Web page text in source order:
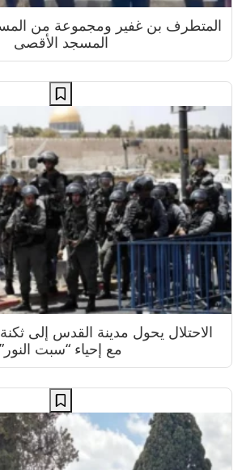
المتطرف بن غفير ومجموعة من
المسجد الأقصى
الاحتلال يحول مدينة القدس إلى
مع إحياء “سبت النور”